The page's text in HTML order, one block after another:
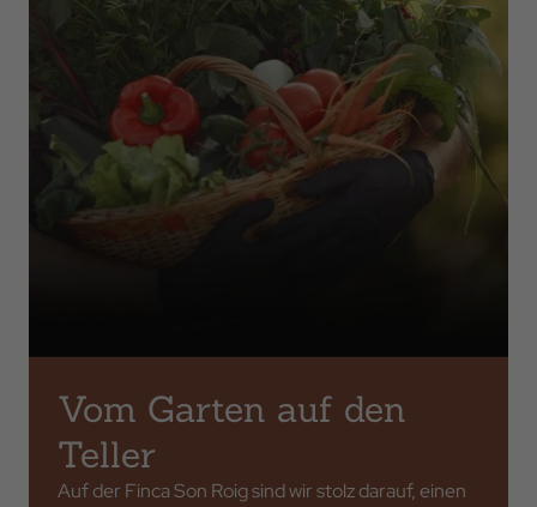
Vom Garten auf den
Teller
Auf der Finca Son Roig sind wir stolz darauf, einen